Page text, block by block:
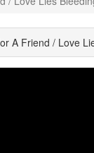
A Friend / Love